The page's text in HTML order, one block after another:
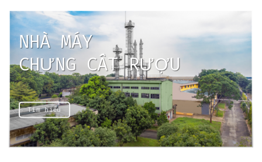
NHÀ MÁY
CHƯNG CẤT RƯỢU
Tìm hiểu